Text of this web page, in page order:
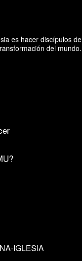
es hacer discípulos de
del mundo.
IGLESIA